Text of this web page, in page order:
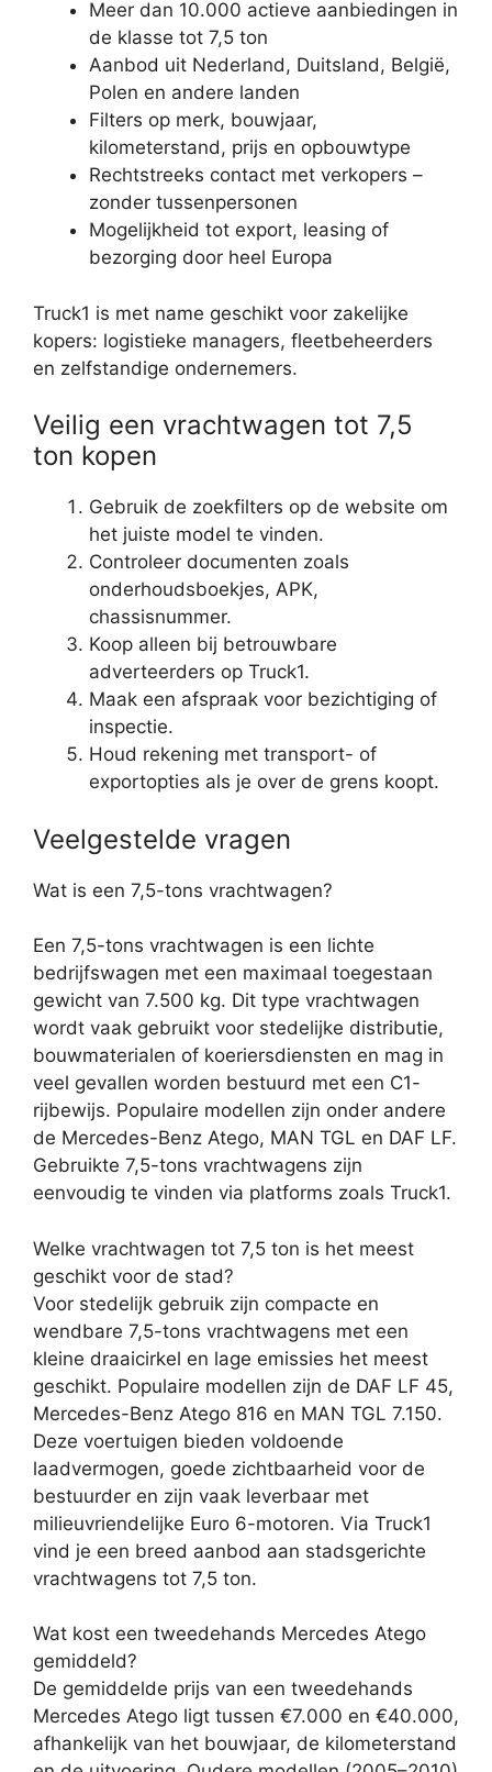
Meer dan 10.000 actieve aanbiedingen in
de klasse tot 7,5 ton
Aanbod uit Nederland, Duitsland, België,
Polen en andere landen
Filters op merk, bouwjaar,
kilometerstand, prijs en opbouwtype
Rechtstreeks contact met verkopers –
zonder tussenpersonen
Mogelijkheid tot export, leasing of
bezorging door heel Europa
Truck1 is met name geschikt voor zakelijke
kopers: logistieke managers, fleetbeheerders
en zelfstandige ondernemers.
Veilig een vrachtwagen tot 7,5
ton kopen
Gebruik de zoekfilters op de website om
het juiste model te vinden.
Controleer documenten zoals
onderhoudsboekjes, APK,
chassisnummer.
Koop alleen bij betrouwbare
adverteerders op Truck1.
Maak een afspraak voor bezichtiging of
inspectie.
Houd rekening met transport- of
exportopties als je over de grens koopt.
Veelgestelde vragen
Wat is een 7,5-tons vrachtwagen?
Een 7,5-tons vrachtwagen is een lichte
bedrijfswagen met een maximaal toegestaan
gewicht van 7.500 kg. Dit type vrachtwagen
wordt vaak gebruikt voor stedelijke distributie,
bouwmaterialen of koeriersdiensten en mag in
veel gevallen worden bestuurd met een C1-
rijbewijs. Populaire modellen zijn onder andere
de Mercedes-Benz Atego, MAN TGL en DAF LF.
Gebruikte 7,5-tons vrachtwagens zijn
eenvoudig te vinden via platforms zoals Truck1.
Welke vrachtwagen tot 7,5 ton is het meest
geschikt voor de stad?
Voor stedelijk gebruik zijn compacte en
wendbare 7,5-tons vrachtwagens met een
kleine draaicirkel en lage emissies het meest
geschikt. Populaire modellen zijn de DAF LF 45,
Mercedes-Benz Atego 816 en MAN TGL 7.150.
Deze voertuigen bieden voldoende
laadvermogen, goede zichtbaarheid voor de
bestuurder en zijn vaak leverbaar met
milieuvriendelijke Euro 6-motoren. Via Truck1
vind je een breed aanbod aan stadsgerichte
vrachtwagens tot 7,5 ton.
Wat kost een tweedehands Mercedes Atego
gemiddeld?
De gemiddelde prijs van een tweedehands
Mercedes Atego ligt tussen €7.000 en €40.000,
afhankelijk van het bouwjaar, de kilometerstand